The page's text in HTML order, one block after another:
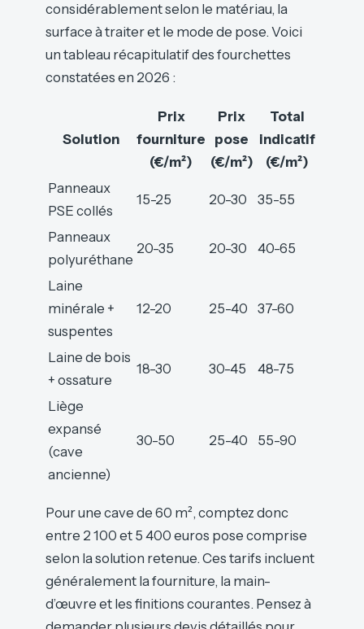
considérablement selon le matériau, la
surface à traiter et le mode de pose. Voici
un tableau récapitulatif des fourchettes
constatées en 2026 :
Solution
Prix
fourniture
(€/m²)
Prix
pose
(€/m²)
Total
indicatif
(€/m²)
Panneaux
PSE collés
15-25 20-30 35-55
Panneaux
polyuréthane
20-35 20-30 40-65
Laine
minérale +
suspentes
12-20 25-40 37-60
Laine de bois
+ ossature
18-30 30-45 48-75
Liège
expansé
(cave
ancienne)
30-50 25-40 55-90
Pour une cave de 60 m², comptez donc
entre 2 100 et 5 400 euros pose comprise
selon la solution retenue. Ces tarifs incluent
généralement la fourniture, la main-
d’œuvre et les finitions courantes. Pensez à